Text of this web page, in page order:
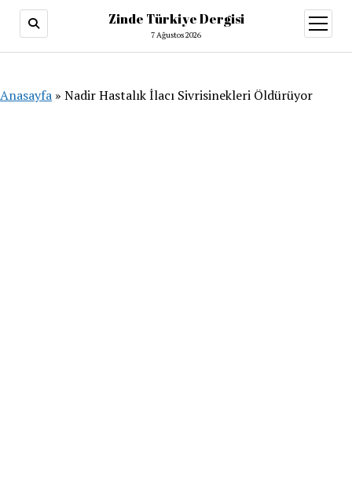
Zinde Türkiye Dergisi
7 Ağustos 2026
aç
Anasayfa » Nadir Hastalık İlacı Sivrisinekleri Öldürüyor